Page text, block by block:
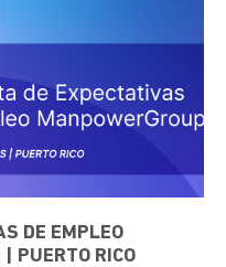
DE EMPLEO
PUERTO RICO